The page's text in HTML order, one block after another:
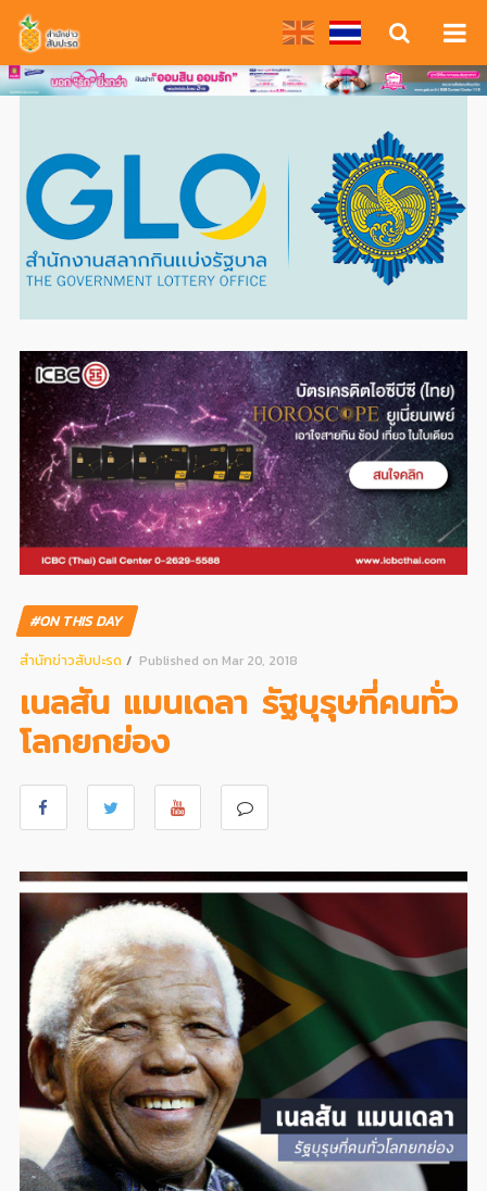
#ON THIS DAY
สํานักข่าวสับปะรด
Published on Mar 20, 2018
เนลสัน แมนเดลา รัฐบุรุษที่คนทั่ว
โลกยกย่อง